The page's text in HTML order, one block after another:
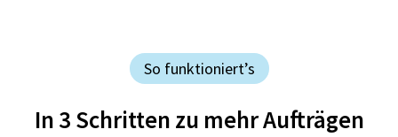
So funktioniert’s
In 3 Schritten zu mehr Aufträgen